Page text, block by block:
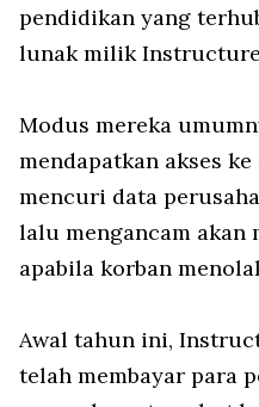
pendidikan yang
lunak milik
Modus mereka
mendapatkan akses
mencuri data
lalu mengancam akan
apabila korban
Awal tahun ini,
telah membayar para